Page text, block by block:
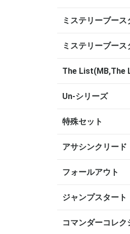
ミステリーブース
ミステリーブース
The List(MB,The
Un-シリーズ
特殊セット
アサシンクリード
フォールアウト
ジャンプスタート
コマンダーコレク